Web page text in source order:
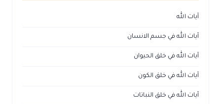
آيات الله
آيات الله في جسم الانسان
آيات الله في خلق الحيوان
آيات الله في خلق الكون
آيات الله في خلق النباتات